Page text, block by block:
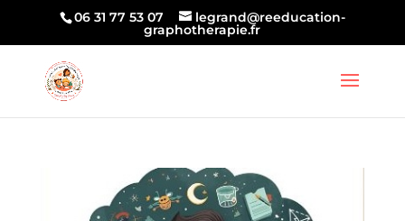
06 31 77 53 07 legrand@reeducation-
graphotherapie.fr